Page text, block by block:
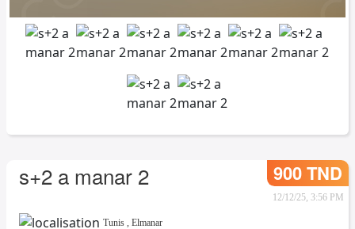
s+2 a manar 2 900 TND
12/12/25, 3:56 PM
Tunis , Elmanar